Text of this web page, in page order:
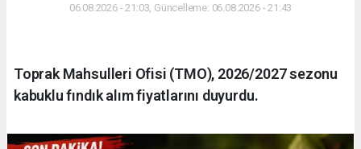
06.08.2026 - 21:03, Güncelleme: 06.08.2026 - 21:43
Toprak Mahsulleri Ofisi (TMO), 2026/2027 sezonu
kabuklu fındık alım fiyatlarını duyurdu.